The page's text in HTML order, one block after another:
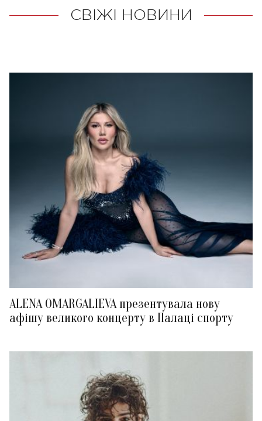
СВІЖІ НОВИНИ
ALENA OMARGALIEVA презентувала нову
афішу великого концерту в Палаці спорту